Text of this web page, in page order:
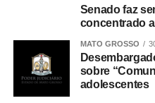
, de autoria do
ano, com parecer favorável
(PSD-MS).
Agência Senado
Senado faz
concentrado
MATO GROSSO
sobre
adolescentes